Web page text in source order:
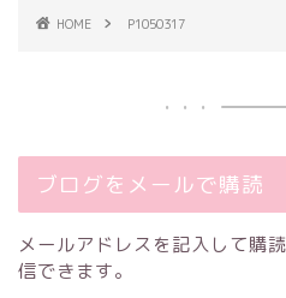
HOME P1050317
ブログをメールで購読
メールアドレスを記入して購
信できます。